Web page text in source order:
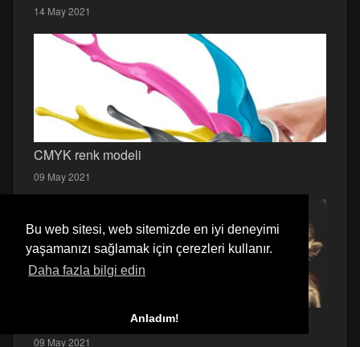
Bu web sitesi, web sitemizde en iyi deneyimi
yaşamanızı sağlamak için çerezleri kullanır.
Daha fazla bilgi edin
Anladım!
14 May 2021
CMYK renk modeli
09 May 2021
Michelangelo Merisi da Caravaggio
09 May 2021